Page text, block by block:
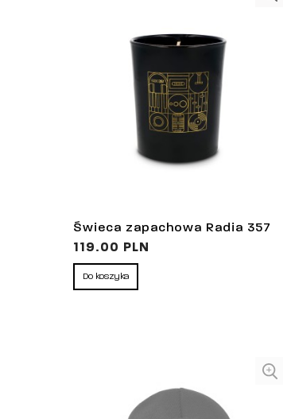
Świeca zapachowa Radia 357
119.00 PLN
Do koszyka